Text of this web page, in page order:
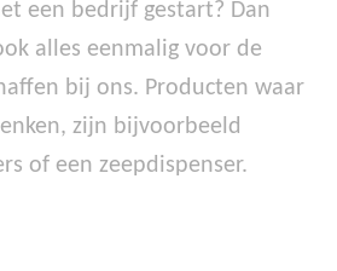
een bedrijf gestart? Dan
alles eenmalig voor de
bij ons. Producten waar
zijn bijvoorbeeld
of een zeepdispenser.